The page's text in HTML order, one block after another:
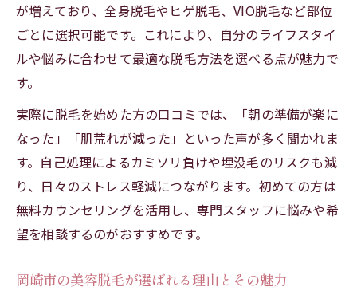
が増えており、全身脱毛やヒゲ脱毛、VIO脱毛など部位
ごとに選択可能です。これにより、自分のライフスタイ
ルや悩みに合わせて最適な脱毛方法を選べる点が魅力で
す。
実際に脱毛を始めた方の口コミでは、「朝の準備が楽に
なった」「肌荒れが減った」といった声が多く聞かれま
す。自己処理によるカミソリ負けや埋没毛のリスクも減
り、日々のストレス軽減につながります。初めての方は
無料カウンセリングを活用し、専門スタッフに悩みや希
望を相談するのがおすすめです。
岡崎市の美容脱毛が選ばれる理由とその魅力